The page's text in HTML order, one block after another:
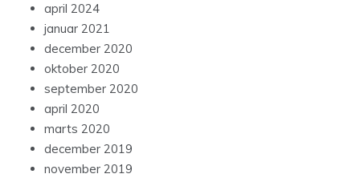
april 2024
januar 2021
december 2020
oktober 2020
september 2020
april 2020
marts 2020
december 2019
november 2019